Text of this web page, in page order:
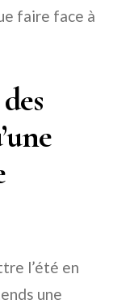
faire face à
l’été en
une